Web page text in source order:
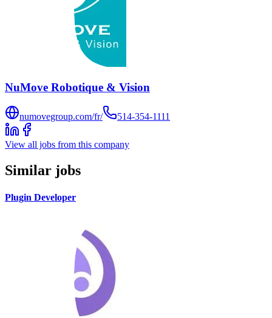
NuMove Robotique & Vision
numovegroup.com/fr/ 514-354-1111
View all jobs from this company
Similar jobs
Plugin Developer